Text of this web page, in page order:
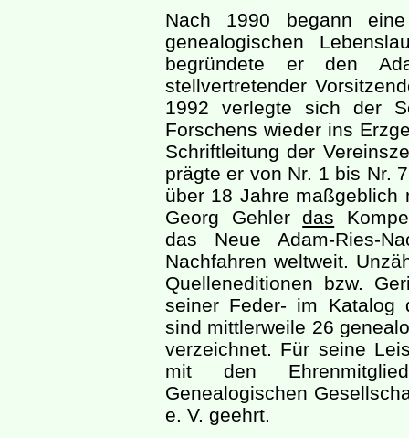
Nach 1990 begann
genealogischen
begründete er den
stellvertretender
1992 verlegte sich der
Forschens wieder ins
Schriftleitung der
prägte er von Nr. 1 bis Nr.
über 18 Jahre maßgeblich
Georg Gehlerdas
das Neue Adam-Ries-
Nachfahren weltweit.
Quelleneditionen bzw.
seiner Feder- im Katalog
sind mittlerweile 26
verzeichnet. Für seine
mit den
Genealogischen
e. V. geehrt.